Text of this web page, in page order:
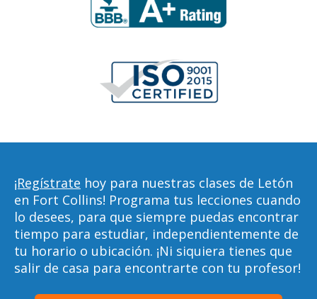
¡Regístrate hoy para nuestras clases de Letón
en Fort Collins! Programa tus lecciones cuando
lo desees, para que siempre puedas encontrar
tiempo para estudiar, independientemente de
tu horario o ubicación. ¡Ni siquiera tienes que
salir de casa para encontrarte con tu profesor!